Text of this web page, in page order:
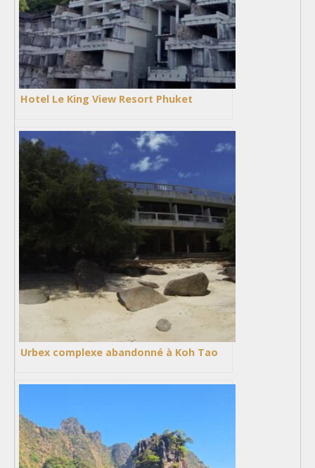
Hotel Le King View Resort Phuket
Urbex complexe abandonné à Koh Tao